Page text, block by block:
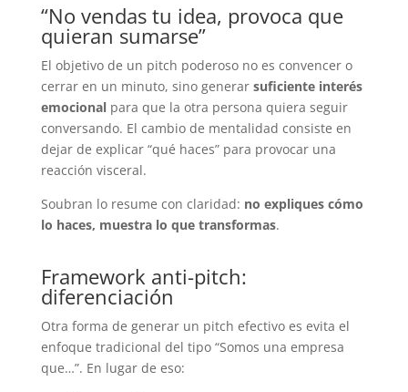
“No vendas tu idea, provoca que
quieran sumarse”
El objetivo de un pitch poderoso no es convencer o
cerrar en un minuto, sino generar suficiente interés
emocionalpara que la otra persona quiera seguir
conversando. El cambio de mentalidad consiste en
dejar de explicar “qué haces” para provocar una
reacción visceral.
Soubran lo resume con claridad: no expliques cómo
lo haces, muestra lo que transformas.
Framework anti-pitch:
diferenciación
Otra forma de generar un pitch efectivo es evita el
enfoque tradicional del tipo “Somos una empresa
que…”. En lugar de eso: